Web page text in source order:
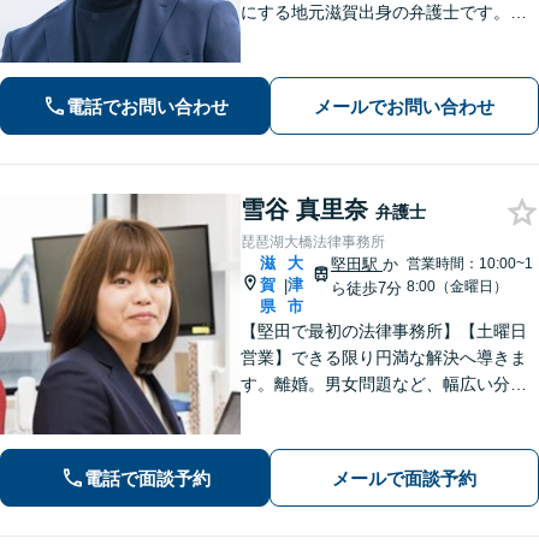
にする地元滋賀出身の弁護士です。離
ます。一人で抱え込まず、まずはお気
軽にご相談ください。
電話でお問い合わせ メールでお問い合わせ
雪谷 真里奈 弁護士
琵琶湖大橋法律事務所
滋
賀
県
|
大
津
市
堅田駅 か
ら徒歩7分
営業時間：10:00~1
8:00（金曜日）
【堅田で最初の法律事務所】【土曜日
営業】できる限り円満な解決へ導きま
す。離婚。男女問題など、幅広い分野
電話で面談予約 メールで面談予約